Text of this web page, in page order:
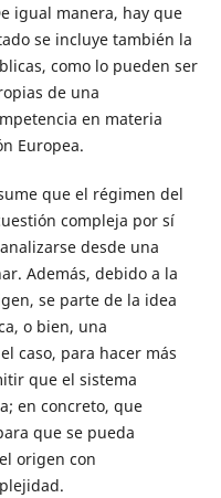
igual manera, hay que
se incluye también la
como lo pueden ser
de una
en materia
Europea.
que el régimen del
compleja por sí
desde una
Además, debido a la
se parte de la idea
o bien, una
caso, para hacer más
que el sistema
en concreto, que
que se pueda
origen con